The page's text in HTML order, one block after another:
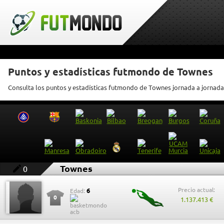
Puntos y estadísticas futmondo de Townes
Consulta los puntos y estadísticas futmondo de Townes jornada a jornada
0 Townes
0
Edad: 6 Precio actual:
1.137.413 €